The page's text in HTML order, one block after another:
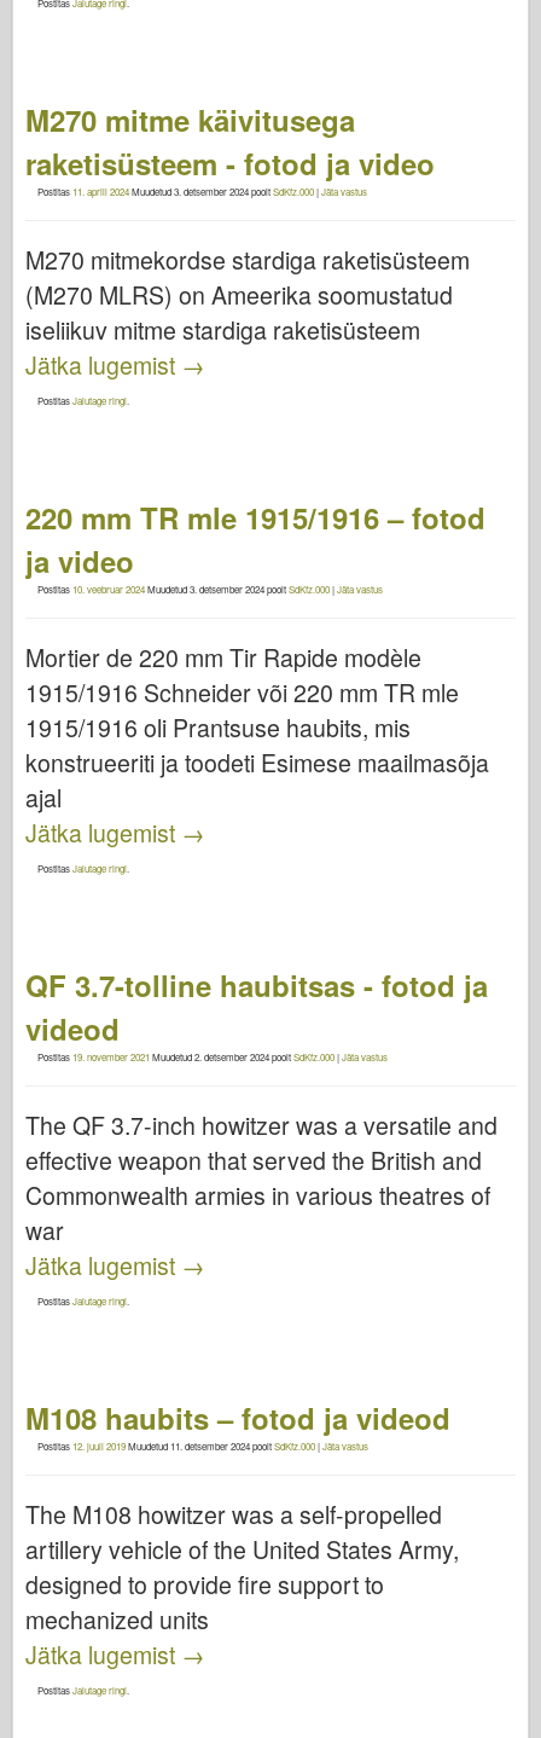
PostitasJalutage ringi
M270 mitme käivitusega
raketisüsteem - fotod ja video
Postitas 11. aprill 2024Muudetud3. detsember 2024pooltSdKfz.000|Jäta vastus
M270 mitmekordse stardiga raketisüsteem
(M270 MLRS) on Ameerika soomustatud
iseliikuv mitme stardiga raketisüsteem
Jätka lugemist →
PostitasJalutage ringi
220 mm TR mle 1915/1916 – fotod
ja video
Postitas 10. veebruar 2024Muudetud3. detsember 2024pooltSdKfz.000|Jäta vastus
Mortier de 220 mm Tir Rapide modèle
1915/1916 Schneider või 220 mm TR mle
1915/1916 oli Prantsuse haubits, mis
konstrueeriti ja toodeti Esimese maailmasõja
ajal
Jätka lugemist →
PostitasJalutage ringi
QF 3.7-tolline haubitsas - fotod ja
videod
Postitas 19. november 2021 Muudetud2. detsember 2024pooltSdKfz.000|Jäta vastus
The QF 3.7-inch howitzer was a versatile and
effective weapon that served the British and
Commonwealth armies in various theatres of
war
Jätka lugemist →
PostitasJalutage ringi
M108 haubits – fotod ja videod
Postitas 12. juuli 2019Muudetud 11. detsember 2024pooltSdKfz.000|Jäta vastus
The M108 howitzer was a self-propelled
artillery vehicle of the United States Army,
designed to provide fire support to
mechanized units
Jätka lugemist →
PostitasJalutage ringi